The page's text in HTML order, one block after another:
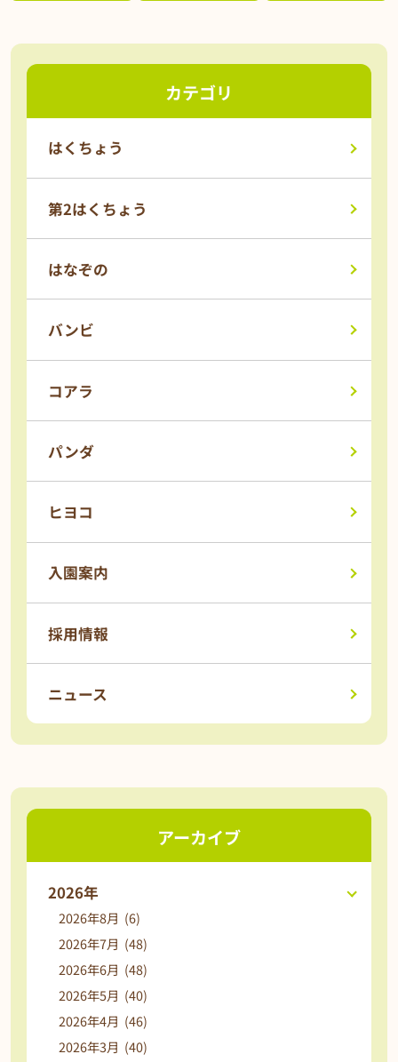
カテゴリ
はくちょう
第2はくちょう
はなぞの
バンビ
コアラ
パンダ
ヒヨコ
入園案内
採用情報
ニュース
アーカイブ
2026年
2026年8月 (6)
2026年7月 (48)
2026年6月 (48)
2026年5月 (40)
2026年4月 (46)
2026年3月 (40)